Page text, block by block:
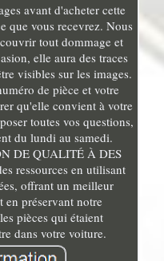
avant d'acheter cette
que vous recevrez. Nous
tout dommage et
elle aura des traces
visibles sur les images.
de pièce et votre
qu'elle convient à votre
toutes vos questions,
du lundi au samedi.
DE QUALITÉ À DES
ressources en utilisant
offrant un meilleur
en préservant notre
pièces qui étaient
dans votre voiture.